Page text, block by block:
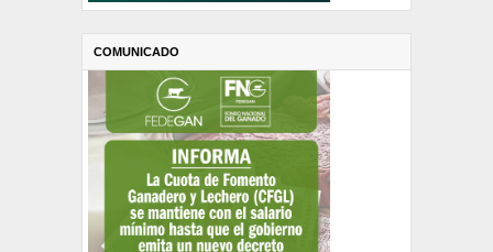
COMUNICADO